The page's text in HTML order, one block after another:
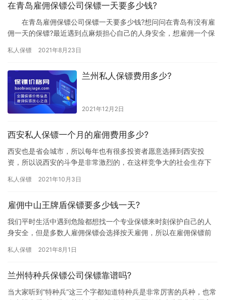
在青岛雇佣保镖公司保镖一天要多少钱?
在青岛雇佣保镖公司保镖一天要多少钱?想问问在青岛有没有雇
佣一天的保镖?最近遇到点麻烦担心自己的人身安全，想雇佣一个保
来…
私人保镖 2021年8月23日
兰州私人保镖费用多少?
2021年12月2日
西安私人保镖一个月的雇佣费用多少?
西安也是省会城市，所以每年也有很多投资者愿意选择到西安投
资，所以说西安的斗争是非常激烈的，在这样竞争大的社会生存下
自己的安…
私人保镖 2021年10月3日
雇佣中山王牌盾保镖要多少钱一天?
我们平时生活中遇到危险都想找一个专业保镖来时刻保护自己的人
身安全，但是多数人雇佣保镖会选择按天雇佣，所以在雇佣保镖前
钱一天…
私人保镖 2021年8月1日
兰州特种兵保镖公司保镖靠谱吗?
当大家听到“特种兵”这三个字都知道特种兵是非常厉害的兵种，也常